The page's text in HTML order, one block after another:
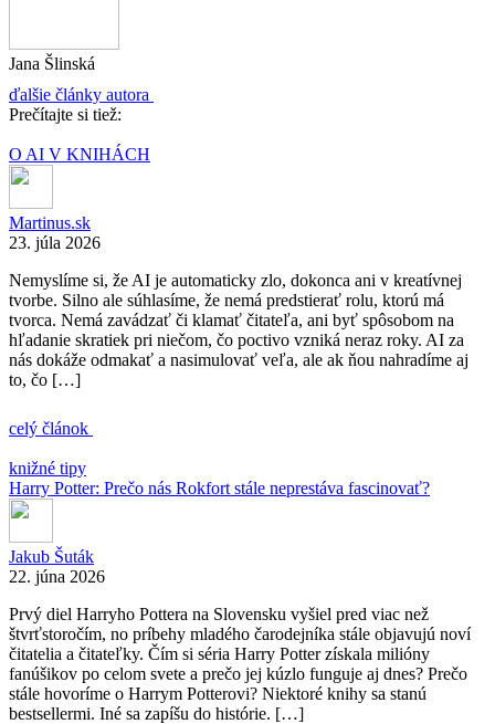
Jana Šlinská
ďalšie články autora
Prečítajte si tiež:
O AI V KNIHÁCH
Martinus.sk
23. júla 2026
Nemyslíme si, že AI je automaticky zlo, dokonca ani v kreatívnej
tvorbe. Silno ale súhlasíme, že nemá predstierať rolu, ktorú má
tvorca. Nemá zavádzať či klamať čitateľa, ani byť spôsobom na
hľadanie skratiek pri niečom, čo poctivo vzniká neraz roky. AI za
nás dokáže odmakať a nasimulovať veľa, ale ak ňou nahradíme aj
to, čo […]
celý článok
knižné tipy
Harry Potter: Prečo nás Rokfort stále neprestáva fascinovať?
Jakub Šuták
22. júna 2026
Prvý diel Harryho Pottera na Slovensku vyšiel pred viac než
štvrťstoročím, no príbehy mladého čarodejníka stále objavujú noví
čitatelia a čitateľky. Čím si séria Harry Potter získala milióny
fanúšikov po celom svete a prečo jej kúzlo funguje aj dnes? Prečo
stále hovoríme o Harrym Potterovi? Niektoré knihy sa stanú
bestsellermi. Iné sa zapíšu do histórie. […]